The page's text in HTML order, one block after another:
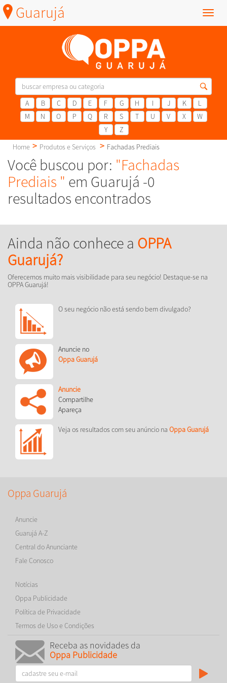
Menu
Guarujá
A B C D E F G H I J K
L
M
N O P Q R S T U V X
W
Y
Z
Home
Produtos e Serviços Fachadas Prediais
Você buscou por: "Fachadas
Prediais " em Guarujá -0
resultados encontrados
Ainda não conhece a OPPA
Guarujá?
Oferecemos muito mais visibilidade para seu negócio! Destaque-se na
OPPA Guarujá!
O seu negócio não está sendo bem divulgado?
Anuncie no
Oppa Guarujá
Anuncie
Compartilhe
Apareça
Veja os resultados com seu anúncio na Oppa Guarujá
Oppa Guarujá
Anuncie
Guarujá A-Z
Central do Anunciante
Fale Conosco
Notícias
Oppa Publicidade
Política de Privacidade
Termos de Uso e Condições
Receba as novidades da
Oppa Publicidade